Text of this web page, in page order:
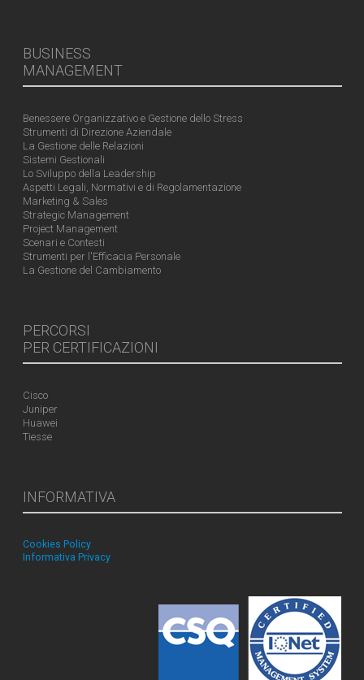
BUSINESS
MANAGEMENT
Benessere Organizzativo e Gestione dello Stress
Strumenti di Direzione Aziendale
La Gestione delle Relazioni
Sistemi Gestionali
Lo Sviluppo della Leadership
Aspetti Legali, Normativi e di Regolamentazione
Marketing & Sales
Strategic Management
Project Management
Scenari e Contesti
Strumenti per l'Efficacia Personale
La Gestione del Cambiamento
PERCORSI
PER CERTIFICAZIONI
Cisco
Juniper
Huawei
Tiesse
INFORMATIVA
Cookies Policy
Informativa Privacy